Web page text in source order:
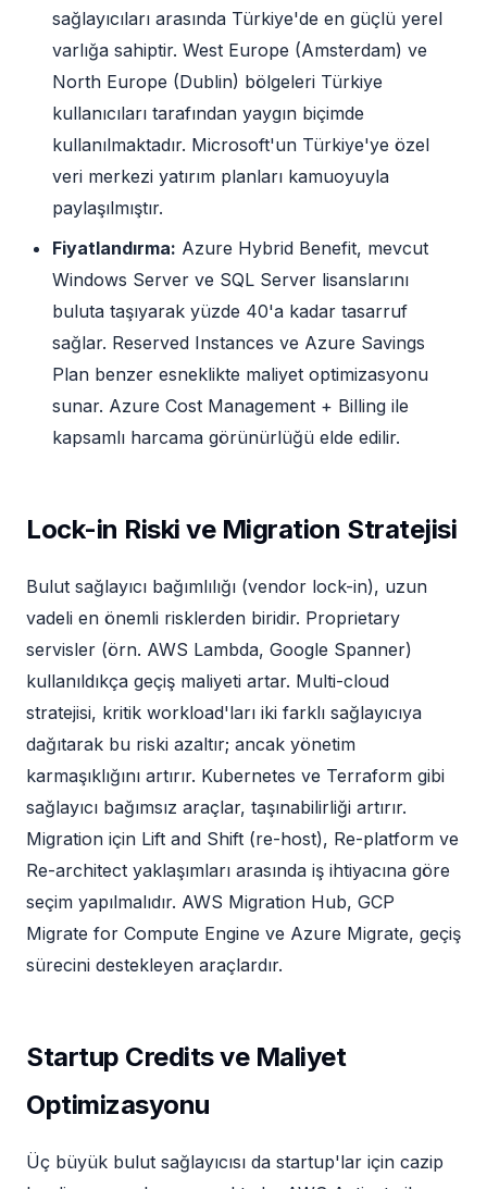
sağlayıcıları arasında Türkiye'de en güçlü yerel
varlığa sahiptir. West Europe (Amsterdam) ve
North Europe (Dublin) bölgeleri Türkiye
kullanıcıları tarafından yaygın biçimde
kullanılmaktadır. Microsoft'un Türkiye'ye özel
veri merkezi yatırım planları kamuoyuyla
paylaşılmıştır.
Fiyatlandırma: Azure Hybrid Benefit, mevcut
Windows Server ve SQL Server lisanslarını
buluta taşıyarak yüzde 40'a kadar tasarruf
sağlar. Reserved Instances ve Azure Savings
Plan benzer esneklikte maliyet optimizasyonu
sunar. Azure Cost Management + Billing ile
kapsamlı harcama görünürlüğü elde edilir.
Lock-in Riski ve Migration Stratejisi
Bulut sağlayıcı bağımlılığı (vendor lock-in), uzun
vadeli en önemli risklerden biridir. Proprietary
servisler (örn. AWS Lambda, Google Spanner)
kullanıldıkça geçiş maliyeti artar. Multi-cloud
stratejisi, kritik workload'ları iki farklı sağlayıcıya
dağıtarak bu riski azaltır; ancak yönetim
karmaşıklığını artırır. Kubernetes ve Terraform gibi
sağlayıcı bağımsız araçlar, taşınabilirliği artırır.
Migration için Lift and Shift (re-host), Re-platform ve
Re-architect yaklaşımları arasında iş ihtiyacına göre
seçim yapılmalıdır. AWS Migration Hub, GCP
Migrate for Compute Engine ve Azure Migrate, geçiş
sürecini destekleyen araçlardır.
Startup Credits ve Maliyet
Optimizasyonu
Üç büyük bulut sağlayıcısı da startup'lar için cazip